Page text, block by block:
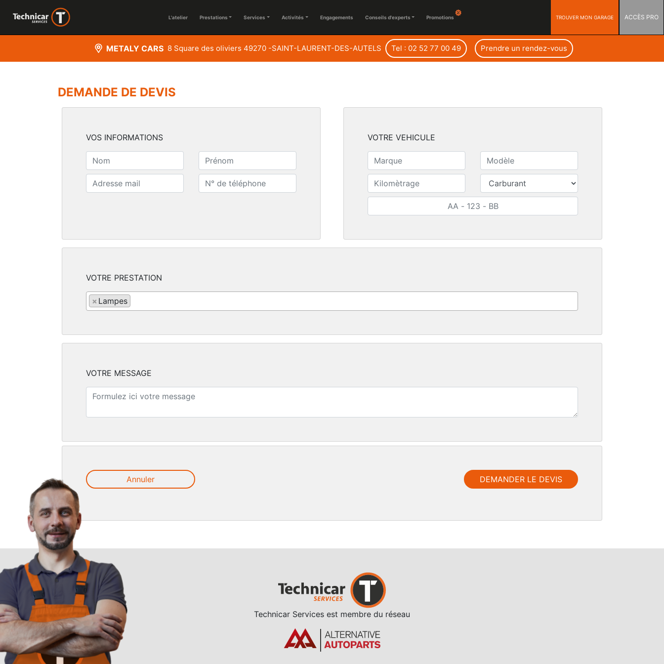
L'atelier Prestations Services Activités Engagements Conseils d'experts Promotions TROUVER MON GARAGE ACCÈS PRO
METALY CARS 8 Square des oliviers 49270 -SAINT-LAURENT-DES-AUTELS Tel : 02 52 77 00 49 Prendre un rendez-vous
DEMANDE DE DEVIS
VOS INFORMATIONS VOTRE VEHICULE
VOTRE PRESTATION
× Lampes
VOTRE MESSAGE
Annuler DEMANDER LE DEVIS
Technicar Services est membre du réseau